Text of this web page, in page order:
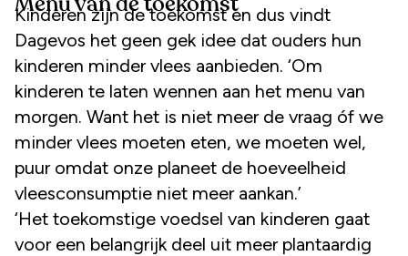
Kinderen zijn de toekomst en dus vindt
Dagevos het geen gek idee dat ouders hun
kinderen minder vlees aanbieden. ‘Om
kinderen te laten wennen aan het menu van
morgen. Want het is niet meer de vraag óf we
minder vlees moeten eten, we moeten wel,
puur omdat onze planeet de hoeveelheid
vleesconsumptie niet meer aankan.’
‘Het toekomstige voedsel van kinderen gaat
voor een belangrijk deel uit meer plantaardig